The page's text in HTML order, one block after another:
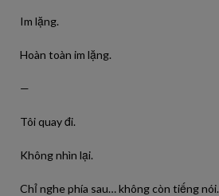
Im lặng.
Hoàn toàn im lặng.
—
Tôi quay đi.
Không nhìn lại.
Chỉ nghe phía sau… không còn tiếng nói.